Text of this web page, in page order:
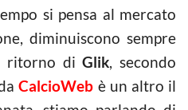
si pensa al mercato
diminuiscono sempre
ritorno diGlik, secondo
CalcioWeb è un altro il